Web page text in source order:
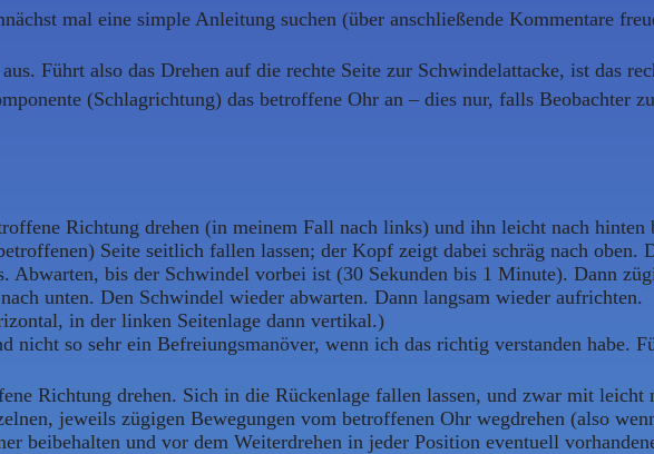
mal eine simple Anleitung suchen (über anschließende Kommentare
Führt also das Drehen auf die rechte Seite zur Schwindelattacke, ist das
(Schlagrichtung) das betroffene Ohr an – dies nur, falls Beobachter
Richtung drehen (in meinem Fall nach links) und ihn leicht nach hinten
Seite seitlich fallen lassen; der Kopf zeigt dabei schräg nach oben.
Abwarten, bis der Schwindel vorbei ist (30 Sekunden bis 1 Minute). Dann
unten. Den Schwindel wieder abwarten. Dann langsam wieder aufrichten.
in der linken Seitenlage dann vertikal.)
nicht so sehr ein Befreiungsmanöver, wenn ich das richtig verstanden habe.
Richtung drehen. Sich in die Rückenlage fallen lassen, und zwar mit
jeweils zügigen Bewegungen vom betroffenen Ohr wegdrehen (also
beibehalten und vor dem Weiterdrehen in jeder Position eventuell